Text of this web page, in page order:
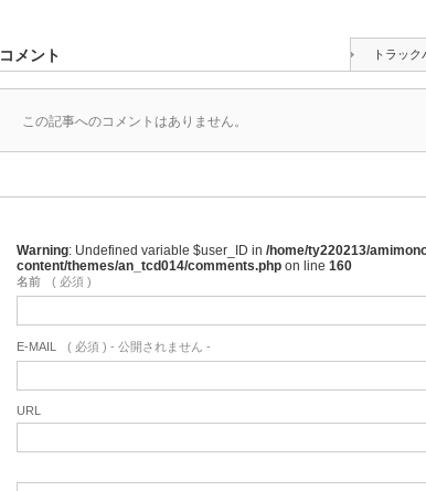
コメント トラッ
この記事へのコメントはありません。
Warning : Undefined variable $user_ID in /home/ty220213/
content/themes/an_tcd014/comments.php on line 160
名前 ( 必須 )
E-MAIL ( 必須 ) - 公開されません -
URL